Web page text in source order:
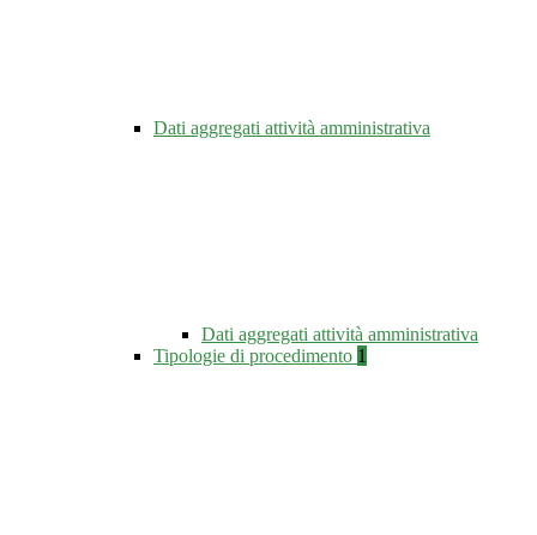
Dati aggregati attività amministrativa
Dati aggregati attività amministrativa
Tipologie di procedimento 1